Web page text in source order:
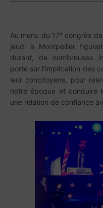
Au menu du 17e congrès
jeudi à Montpellier
durant, de nombreuses
porté sur l’implication des
leur concitoyens, pour
notre époque et conduire
une relation de confiance